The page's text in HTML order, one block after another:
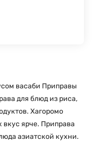
васаби Приправы
для блюд из риса,
Хагоромо
вкус ярче. Приправа
азиатской кухни.